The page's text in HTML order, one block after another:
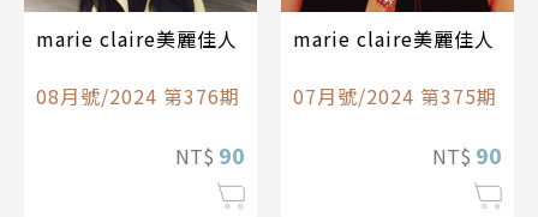
marie claire美麗佳人
08月號/2024 第376期
NT$ 90
marie claire美麗佳人
07月號/2024 第375期
NT$ 90